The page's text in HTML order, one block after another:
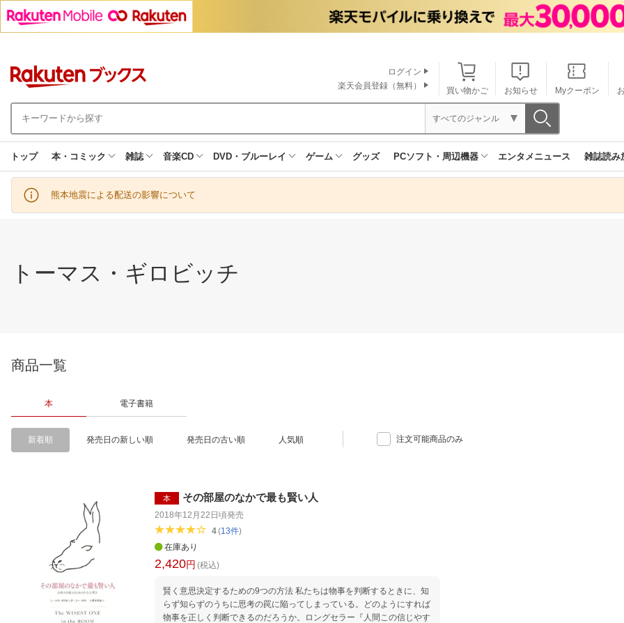
買い物かご お知らせ Myクーポン
ログイン
楽天会員登録（無料）
すべてのジャンル
トップ 本・コミック 雑誌 音楽CD DVD・ブルーレイ ゲーム グッズ PCソフト・周辺機器 エンタメニュース 雑誌読み
熊本地震による配送の影響について
トーマス・ギロビッチ
商品一覧
本 電子書籍
新着順 発売日の新しい順 発売日の古い順 人気順 注文可能商品のみ
本 その部屋のなかで最も賢い人
2018年12月22日頃発売
4(13件)
在庫あり
2,420円 (税込)
賢く意思決定するための9つの方法 私たちは物事を判断するときに、知
らず知らずのうちに思考の罠に陥ってしまっている。どのようにすれば
物事を正しく判断できるのだろうか。ロングセラー『人間この信じやす